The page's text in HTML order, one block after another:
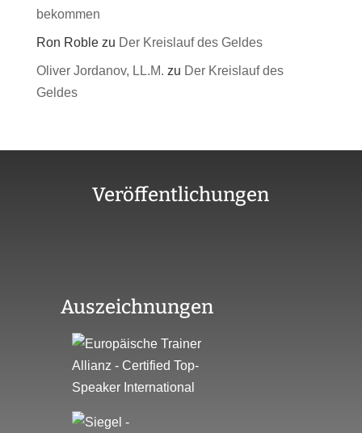
bekommen
Ron Roblezu Der Kreislauf des Geldes
Oliver Jordanov, LL.M. zu Der Kreislauf des
Geldes
Veröffentlichungen
Auszeichnungen